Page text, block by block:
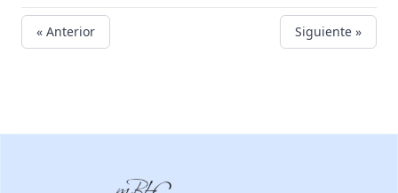
« Anterior Siguiente »